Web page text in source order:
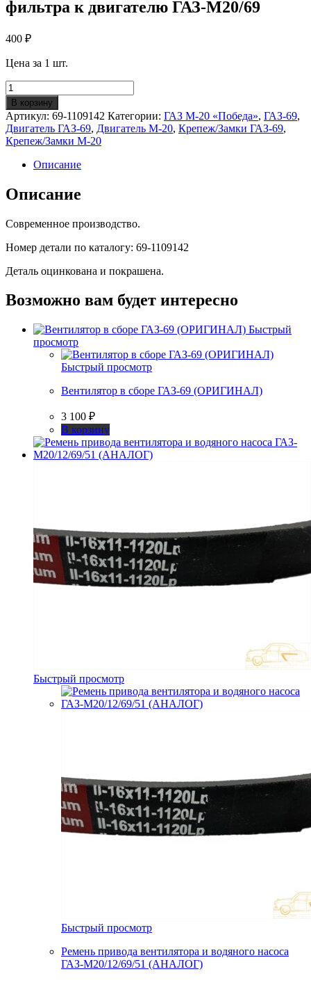
фильтра к двигателю ГАЗ-М20/69
400 ₽
Цена за 1 шт.
Количество
Кронштейн
крепления
воздушного
фильтра
к
двигателю
М20/69
В корзину
Артикул: 69-1109142 Категории: ГАЗ М-20 «Победа», ГАЗ-69,
Двигатель ГАЗ-69, Двигатель М-20, Крепеж/Замки ГАЗ-69,
Крепеж/Замки М-20
Описание
Описание
Современное производство.
Номер детали по каталогу: 69-1109142
Деталь оцинкована и покрашена.
Возможно вам будет интересно
Быстрый
просмотр
Быстрый просмотр
Вентилятор в сборе ГАЗ-69 (ОРИГИНАЛ)
3 100 ₽
В корзину
Быстрый просмотр
Быстрый просмотр
Ремень привода вентилятора и водяного насоса
ГАЗ-М20/12/69/51 (АНАЛОГ)